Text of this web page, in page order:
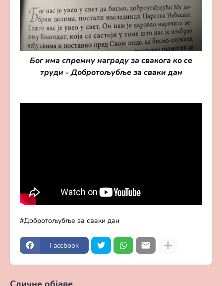
Бог има спремну награду за свакога ко се
труди - Добротољубље за сваки дан
Добротољубље за сваки дан
Facebook